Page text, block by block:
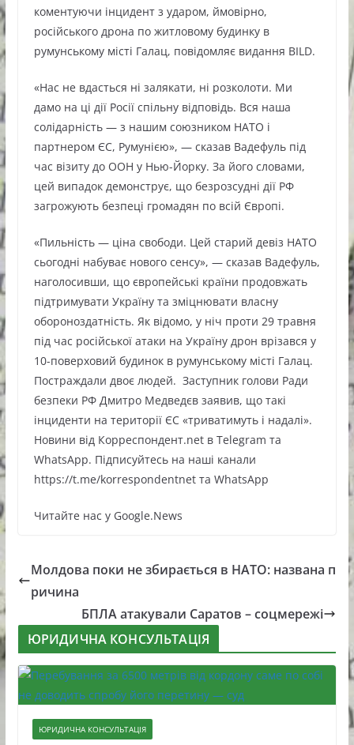
коментуючи інцидент з ударом, ймовірно,
російського дрона по житловому будинку в
румунському місті Галац, повідомляє видання BILD.
«Нас не вдасться ні залякати, ні розколоти. Ми
дамо на ці дії Росії спільну відповідь. Вся наша
солідарність — з нашим союзником НАТО і
партнером ЄС, Румунією», — сказав Вадефуль під
час візиту до ООН у Нью-Йорку. За його словами,
цей випадок демонструє, що безрозсудні дії РФ
загрожують безпеці громадян по всій Європі.
«Пильність — ціна свободи. Цей старий девіз НАТО
сьогодні набуває нового сенсу», — сказав Вадефуль,
наголосивши, що європейські країни продовжать
підтримувати Україну та зміцнювати власну
обороноздатність. Як відомо, у ніч проти 29 травня
під час російської атаки на Україну дрон врізався у
10-поверховий будинок в румунському місті Галац.
Постраждали двоє людей. Заступник голови Ради
безпеки РФ Дмитро Медведєв заявив, що такі
інциденти на території ЄС «триватимуть і надалі».
Новини від Корреспондент.net в Telegram та
WhatsApp. Підписуйтесь на наші канали
https://t.me/korrespondentnet та WhatsApp
Читайте нас у Google.News
Молдова поки не збирається в НАТО: названа п
ричина
БПЛА атакували Саратов – соцмережі
ЮРИДИЧНА КОНСУЛЬТАЦІЯ
ЮРИДИЧНА КОНСУЛЬТАЦІЯ